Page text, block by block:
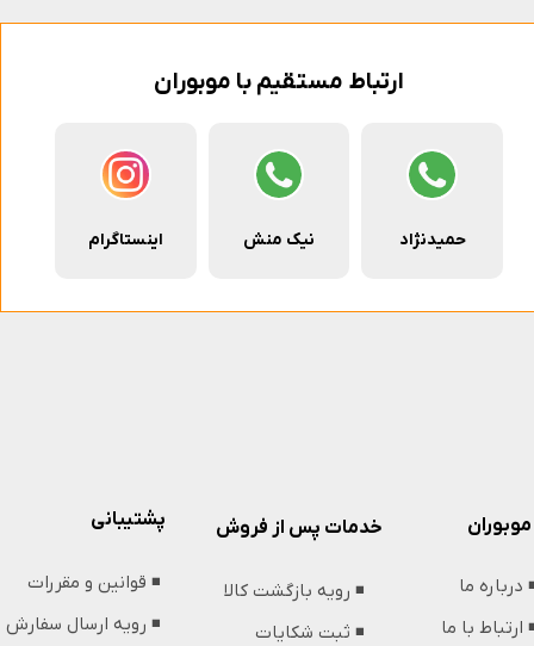
ارتباط مستقیم با موبوران
حمیدنژاد نیک منش اینستاگرام
پشتیبانی
◾️ قوانین و مقررات
◾️ رویه ارسال سفارش
موبوران
درباره ما
ارتباط با ما
خدمات پس از فروش
◾️ رویه بازگشت کالا
◾️ ثبت شکایات